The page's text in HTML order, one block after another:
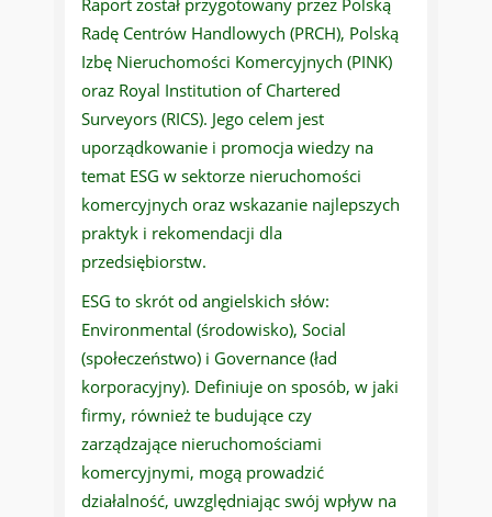
Raport został przygotowany przez Polską
Radę Centrów Handlowych (PRCH), Polską
Izbę Nieruchomości Komercyjnych (PINK)
oraz Royal Institution of Chartered
Surveyors (RICS). Jego celem jest
uporządkowanie i promocja wiedzy na
temat ESG w sektorze nieruchomości
komercyjnych oraz wskazanie najlepszych
praktyk i rekomendacji dla
przedsiębiorstw.
ESG to skrót od angielskich słów:
Environmental (środowisko), Social
(społeczeństwo) i Governance (ład
korporacyjny). Definiuje on sposób, w jaki
firmy, również te budujące czy
zarządzające nieruchomościami
komercyjnymi, mogą prowadzić
działalność, uwzględniając swój wpływ na